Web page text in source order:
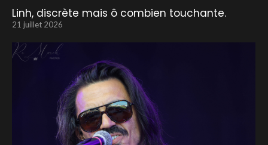
Linh, discrète mais ô combien touchante.
21 juillet 2026